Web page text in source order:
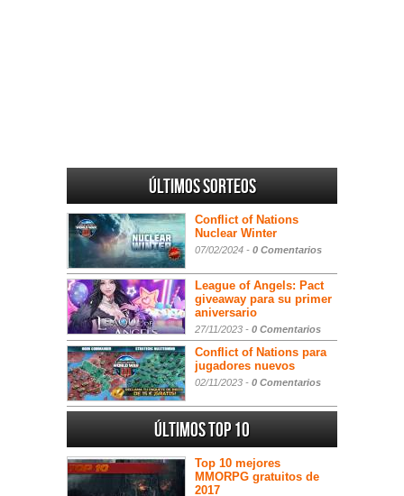
Últimos sorteos
Conflict of Nations
Nuclear Winter
07/02/2024 - 0 Comentarios
League of Angels: Pact
giveaway para su primer
aniversario
27/11/2023 - 0 Comentarios
Conflict of Nations para
jugadores nuevos
02/11/2023 - 0 Comentarios
Últimos Top 10
Top 10 mejores
MMORPG gratuitos de
2017